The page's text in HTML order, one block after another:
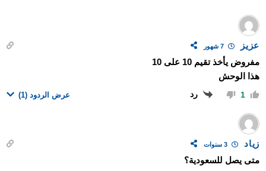
عزيز
مفروض يأخذ تقيم 10 على 10
هذا الوحش
1 رد عرض الردود (1)
زياد
متى يصل للسعودية؟